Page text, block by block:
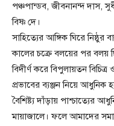
পঞ্চপান্ডব, জীবনানন্দ দাস,
বিষ্ণ দে।
সাহিত্যের আঙ্গিক ঘিরে নিষ্ঠুর
কালের চক্রে বলয়ের পর বলয়
বিদীর্ণ করে বিপুলায়তন
প্রভাবের ব্যঞ্জন নিয়ে
বৈশিষ্ট্য দাঁড়ায় পাশ্চাত্যের
মায়াজালে। ফলে আমাদের